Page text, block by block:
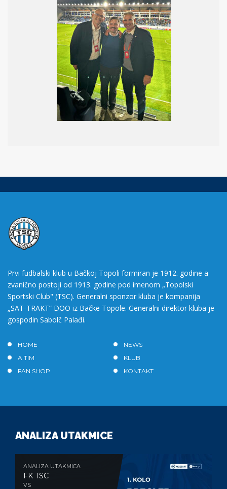
Prvi fudbalski klub u Bačkoj Topoli formiran je 1912. godine a
zvanično postoji od 1913. godine pod imenom „Topolski
Sportski Club" (TSC). Generalni sponzor kluba je kompanija
„SAT-TRAKT” DOO iz Bačke Topole. Generalni direktor kluba je
gospodin Sabolč Palađi.
HOME
NEWS
A TIM
KLUB
FAN SHOP
KONTAKT
ANALIZA UTAKMICE
ANALIZA UTAKMICA
FK TSC
VS